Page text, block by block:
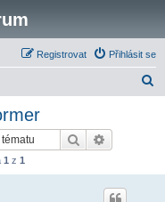
Přihlásit se
Registrovat
Hledat
1 z 1